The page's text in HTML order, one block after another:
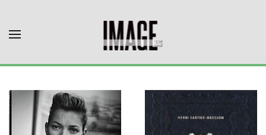
Skip to main content